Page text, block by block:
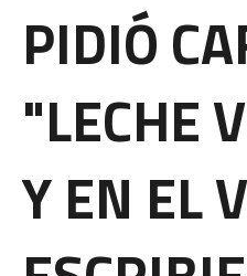
PIDIÓ
"LECHE
Y EN EL